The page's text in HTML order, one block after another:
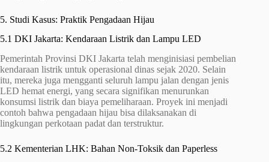
5. Studi Kasus: Praktik Pengadaan Hijau
5.1 DKI Jakarta: Kendaraan Listrik dan Lampu LED
Pemerintah Provinsi DKI Jakarta telah menginisiasi pembelian
kendaraan listrik untuk operasional dinas sejak 2020. Selain
itu, mereka juga mengganti seluruh lampu jalan dengan jenis
LED hemat energi, yang secara signifikan menurunkan
konsumsi listrik dan biaya pemeliharaan. Proyek ini menjadi
contoh bahwa pengadaan hijau bisa dilaksanakan di
lingkungan perkotaan padat dan terstruktur.
5.2 Kementerian LHK: Bahan Non-Toksik dan Paperless